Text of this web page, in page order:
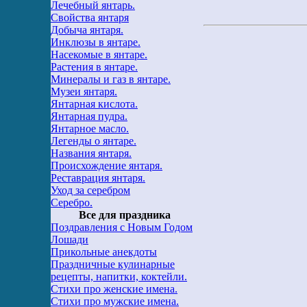
Лечебный янтарь.
Свойства янтаря
Добыча янтаря.
Инклюзы в янтаре.
Насекомые в янтаре.
Растения в янтаре.
Минералы и газ в янтаре.
Музеи янтаря.
Янтарная кислота.
Янтарная пудра.
Янтарное масло.
Легенды о янтаре.
Названия янтаря.
Происхождение янтаря.
Реставрация янтаря.
Уход за серебром
Серебро.
Все для праздника
Поздравления с Новым Годом
Лошади
Прикольные анекдоты
Праздничные кулинарные
рецепты, напитки, коктейли.
Стихи про женские имена.
Стихи про мужские имена.